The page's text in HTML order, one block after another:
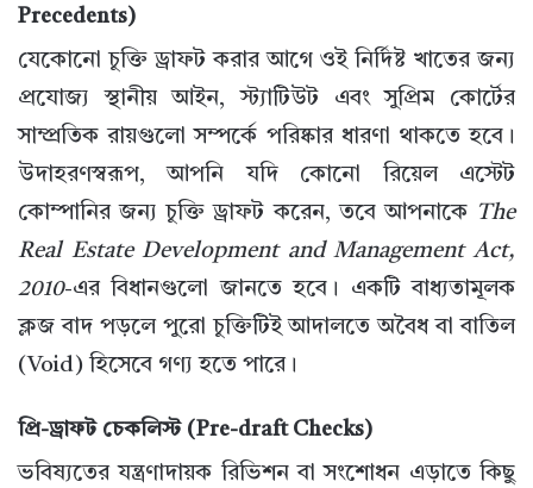
Precedents)
যেকোনো চুক্তি ড্রাফট করার আগে ওই নির্দিষ্ট খাতের জন্য
প্রযোজ্য স্থানীয় আইন, স্ট্যাটিউট এবং সুপ্রিম কোর্টের
সাম্প্রতিক রায়গুলো সম্পর্কে পরিষ্কার ধারণা থাকতে হবে।
উদাহরণস্বরূপ, আপনি যদি কোনো রিয়েল এস্টেট
কোম্পানির জন্য চুক্তি ড্রাফট করেন, তবে আপনাকে The
Real Estate Development and Management Act,
2010-এর বিধানগুলো জানতে হবে। একটি বাধ্যতামূলক
ক্লজ বাদ পড়লে পুরো চুক্তিটিই আদালতে অবৈধ বা বাতিল
(Void) হিসেবে গণ্য হতে পারে।
প্রি-ড্রাফট চেকলিস্ট (Pre-draft Checks)
ভবিষ্যতের যন্ত্রণাদায়ক রিভিশন বা সংশোধন এড়াতে কিছু